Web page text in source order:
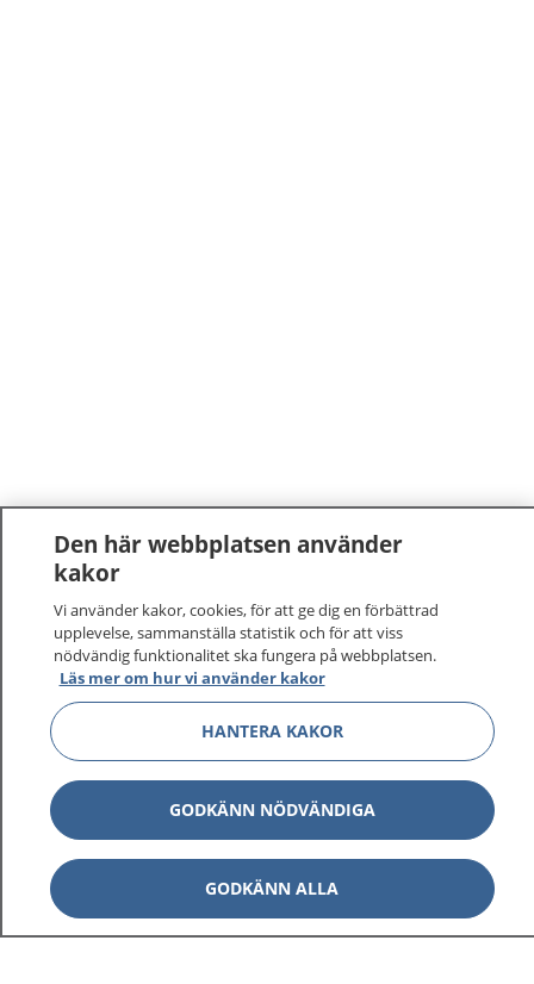
1177–tryggt om din hälsa och vård
På 1177.se får du råd om hälsa och information om
sjukdomar och vilka mottagningar du kan kontakta.
Logga in för att läsa din journal och göra dina
vårdärenden. Ring telefonnummer 1177 för
sjukvårdsrådgivning dygnet runt.
1177 ger dig råd när du vill må bättre.
Den här webbplatsen använder
kakor
Vi använder kakor, cookies, för att ge dig en förbättrad
upplevelse, sammanställa statistik och för att viss
nödvändig funktionalitet ska fungera på webbplatsen.
Läs mer om hur vi använder kakor
HANTERA KAKOR
GODKÄNN NÖDVÄNDIGA
GODKÄNN ALLA